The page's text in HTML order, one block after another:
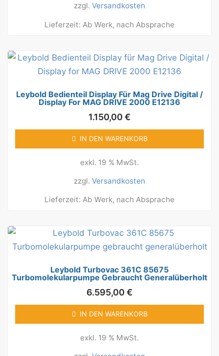
zzgl. Versandkosten
Lieferzeit: Ab Werk, nach Absprache
Leybold Bedienteil Display Für Mag Drive Digital /
Display For MAG DRIVE 2000 E12136
1.150,00 €
IN DEN WARENKORB
exkl. 19 % MwSt.
zzgl. Versandkosten
Lieferzeit: Ab Werk, nach Absprache
Leybold Turbovac 361C 85675
Turbomolekularpumpe Gebraucht Generalüberholt
6.595,00 €
IN DEN WARENKORB
exkl. 19 % MwSt.